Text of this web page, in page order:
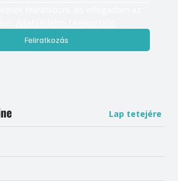
Feliratkozás
Lap tetejére